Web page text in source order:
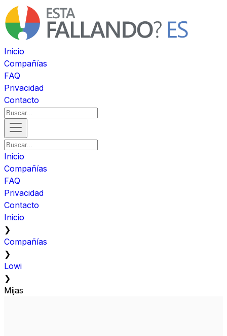
Inicio
Compañías
FAQ
Privacidad
Contacto
Inicio
Compañías
FAQ
Privacidad
Contacto
Inicio
❯
Compañías
❯
Lowi
❯
Mijas